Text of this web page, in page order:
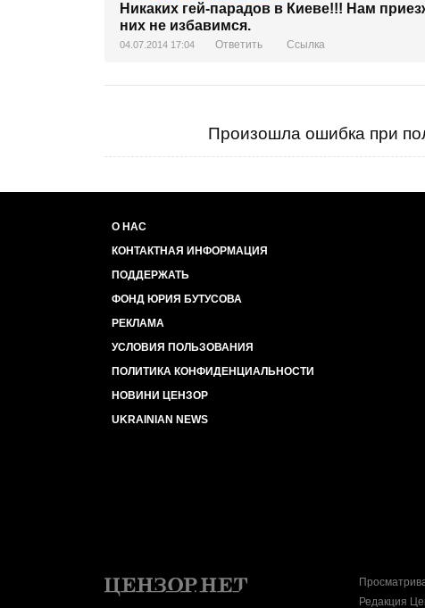
Никаких гей-парадов в Киеве!!! Нам
них не избавимся.
04.07.2014 17:04 Ответить Ссылка
Произошла ошибка при
О НАС
КОНТАКТНАЯ ИНФОРМАЦИЯ
ПОДДЕРЖАТЬ
ФОНД ЮРИЯ БУТУСОВА
РЕКЛАМА
УСЛОВИЯ ПОЛЬЗОВАНИЯ
ПОЛИТИКА КОНФИДЕНЦИАЛЬНОСТИ
НОВИНИ ЦЕНЗОР
UKRAINIAN NEWS
Редакция